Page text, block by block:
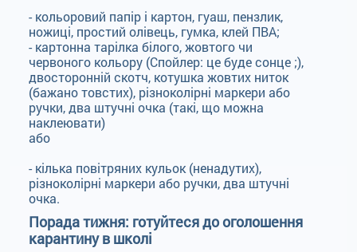
- кольоровий папір і картон, гуаш, пензлик,
ножиці, простий олівець, гумка, клей ПВА;
- картонна тарілка білого, жовтого чи
червоного кольору (Спойлер: це буде сонце ;),
двосторонній скотч, котушка жовтих ниток
(бажано товстих), різноколірні маркери або
ручки, два штучні очка (такі, що можна
наклеювати)
або
- кілька повітряних кульок (ненадутих),
різноколірні маркери або ручки, два штучні
очка.
Порада тижня: готуйтеся до оголошення
карантину в школі